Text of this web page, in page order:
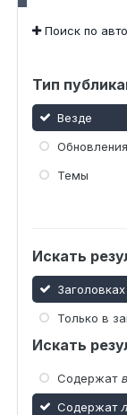
Поиск по
Тип
Везде
Темы
Искать
Только в
Искать
Содержат
Содержат